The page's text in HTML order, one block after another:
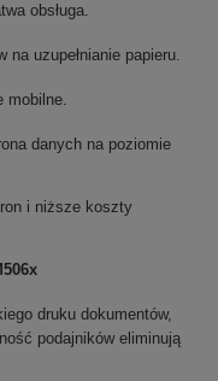
obsługa.
na uzupełnianie papieru.
mobilne.
danych na poziomie
i niższe koszty
druku dokumentów,
podajników eliminują